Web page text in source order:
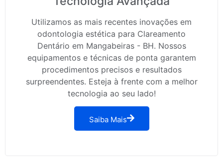
Utilizamos as mais recentes inovações em
odontologia estética para Clareamento
Dentário em Mangabeiras - BH. Nossos
equipamentos e técnicas de ponta garantem
procedimentos precisos e resultados
surpreendentes. Esteja à frente com a melhor
tecnologia ao seu lado!
Saiba Mais